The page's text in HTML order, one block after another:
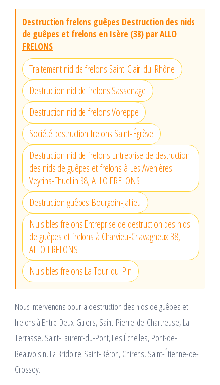
Destruction frelons guêpes Destruction des nids
de guêpes et frelons en Isère (38) par ALLO
FRELONS
Traitement nid de frelons Saint-Clair-du-Rhône
Destruction nid de frelons Sassenage
Destruction nid de frelons Voreppe
Société destruction frelons Saint-Égrève
Destruction nid de frelons Entreprise de destruction
des nids de guêpes et frelons à Les Avenières
Veyrins-Thuellin 38, ALLO FRELONS
Destruction guêpes Bourgoin-jallieu
Nuisibles frelons Entreprise de destruction des nids
de guêpes et frelons à Charvieu-Chavagneux 38,
ALLO FRELONS
Nuisibles frelons La Tour-du-Pin
Nous intervenons pour la destruction des nids de guêpes et
frelons à Entre-Deux-Guiers, Saint-Pierre-de-Chartreuse, La
Terrasse, Saint-Laurent-du-Pont, Les Échelles, Pont-de-
Beauvoisin, La Bridoire, Saint-Béron, Chirens, Saint-Étienne-de-
Crossey.